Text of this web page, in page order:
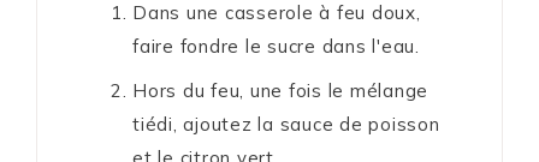
Dans une casserole à feu doux,
faire fondre le sucre dans l'eau.
Hors du feu, une fois le mélange
tiédi, ajoutez la sauce de poisson